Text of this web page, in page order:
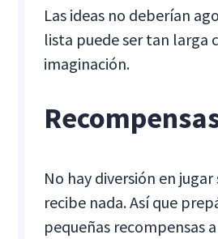
Las ideas no deberían
lista puede ser tan larga
imaginación.
No hay diversión en
recibe nada. Así que
pequeñas recompensas